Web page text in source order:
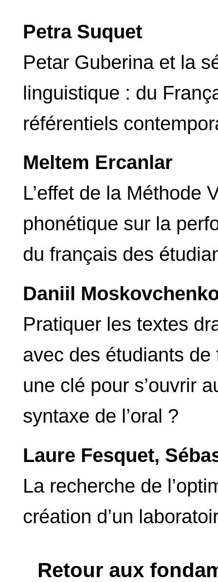
Petra Suquet
Petar Guberina et la
linguistique : du
référentiels
Meltem Ercanlar
L’effet de la Méthode
phonétique sur la
du français des
Daniil
Pratiquer les textes
avec des étudiants
une clé pour s’ouvrir
syntaxe de l’oral ?
Laure Fesquet,
La recherche de
création d’un
Retour aux